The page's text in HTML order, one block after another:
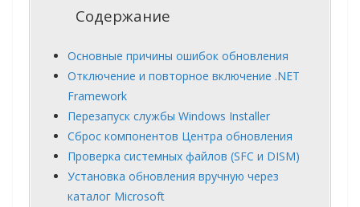
Содержание
Основные причины ошибок обновления
Отключение и повторное включение .NET
Framework
Перезапуск службы Windows Installer
Сброс компонентов Центра обновления
Проверка системных файлов (SFC и DISM)
Установка обновления вручную через
каталог Microsoft